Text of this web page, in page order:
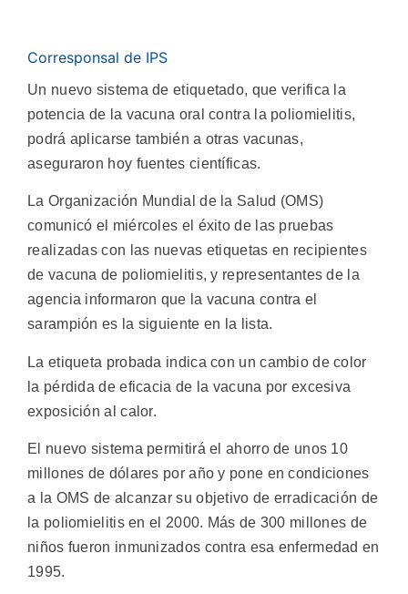
Corresponsal de IPS
Un nuevo sistema de etiquetado, que verifica la
potencia de la vacuna oral contra la poliomielitis,
podrá aplicarse también a otras vacunas,
aseguraron hoy fuentes científicas.
La Organización Mundial de la Salud (OMS)
comunicó el miércoles el éxito de las pruebas
realizadas con las nuevas etiquetas en recipientes
de vacuna de poliomielitis, y representantes de la
agencia informaron que la vacuna contra el
sarampión es la siguiente en la lista.
La etiqueta probada indica con un cambio de color
la pérdida de eficacia de la vacuna por excesiva
exposición al calor.
El nuevo sistema permitirá el ahorro de unos 10
millones de dólares por año y pone en condiciones
a la OMS de alcanzar su objetivo de erradicación de
la poliomielitis en el 2000. Más de 300 millones de
niños fueron inmunizados contra esa enfermedad en
1995.